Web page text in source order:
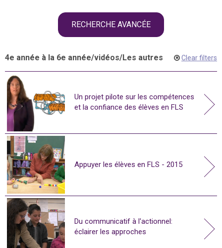
RECHERCHE AVANCÉE
4e année à la 6e année/vidéos/Les autres Clear filters
Un projet pilote sur les compétences
et la confiance des élèves en FLS
Appuyer les élèves en FLS - 2015
Du communicatif à l'actionnel:
éclairer les approches